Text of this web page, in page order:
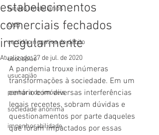
fundos imobiliários
CND
certidão negativa de débito
usocapião
usucapião
penhora de imóveis
sociedade anônima
impenhorabilidade
estabelecimentos
comerciais fechados
irregularmente
Atualizado:27 de jul. de 2020
A pandemia trouxe inúmeras
transformações à sociedade. Em um
cenário com diversas interferências
legais recentes, sobram dúvidas e
questionamentos por parte daqueles
que foram impactados por essas